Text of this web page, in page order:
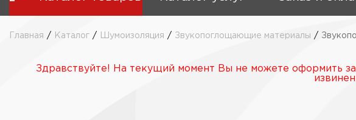
Главная / Каталог / Шумоизоляция / Звукопоглощающие материалы /
Здравствуйте! На текущий момент Вы не можете оформить